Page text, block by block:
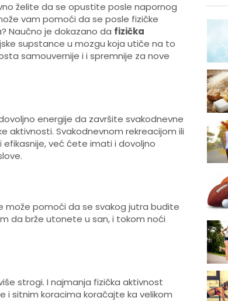
želite da se opustite posle napornog
vam pomoći da se posle fizičke
Naučno je dokazano da fizička
supstance u mozgu koja utiče na to
samouvernije i i spremnije za nove
energije da završite svakodnevne
aktivnosti. Svakodnevnom rekreacijom ili
već ćete imati i dovoljno
može pomoći da se svakog jutra budite
da brže utonete u san, i tokom noći
strogi. I najmanja fizička aktivnost
sitnim koracima koračajte ka velikom